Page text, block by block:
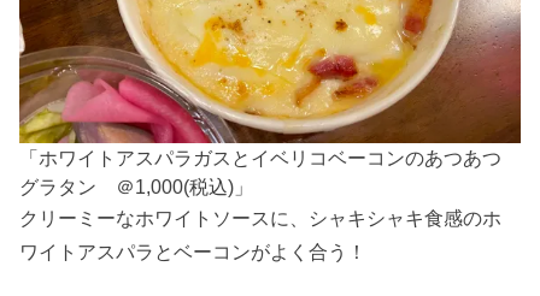
「ホワイトアスパラガスとイベリコベーコンのあつあつ
グラタン ＠1,000(税込)」
クリーミーなホワイトソースに、シャキシャキ食感のホ
ワイトアスパラとベーコンがよく合う！